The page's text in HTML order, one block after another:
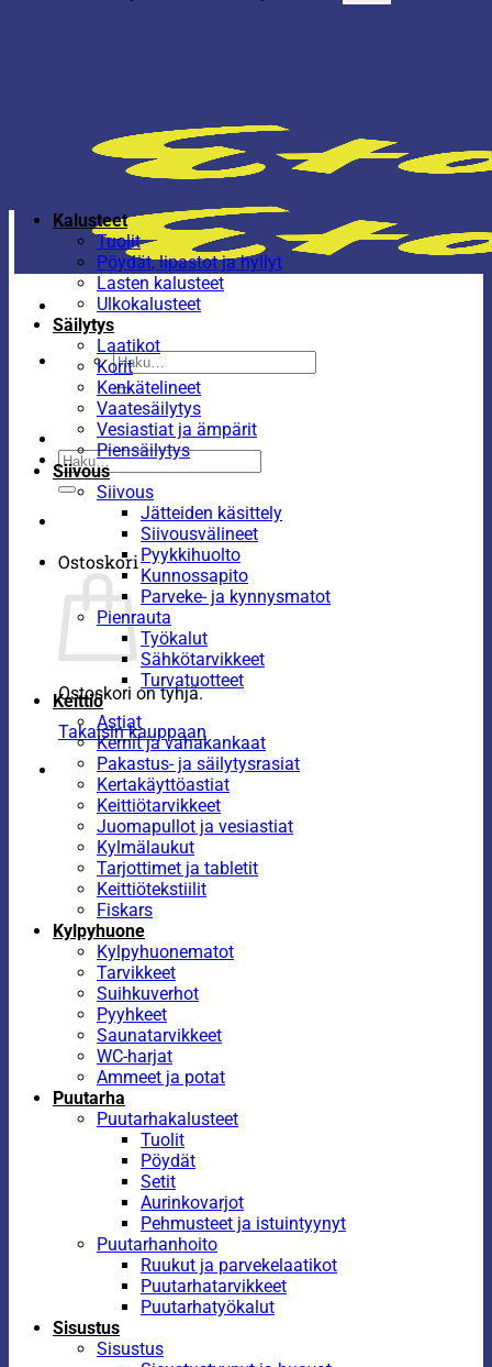
Etsi:
Etsi:
Ostoskori
Ostoskori on tyhjä.
Takaisin kauppaan
Kalusteet
Tuolit
Pöydät, lipastot ja hyllyt
Lasten kalusteet
Ulkokalusteet
Säilytys
Laatikot
Korit
Kenkätelineet
Vaatesäilytys
Vesiastiat ja ämpärit
Piensäilytys
Siivous
Siivous
Jätteiden käsittely
Siivousvälineet
Pyykkihuolto
Kunnossapito
Parveke- ja kynnysmatot
Pienrauta
Työkalut
Sähkötarvikkeet
Turvatuotteet
Keittiö
Astiat
Kernit ja vahakankaat
Pakastus- ja säilytysrasiat
Kertakäyttöastiat
Keittiötarvikkeet
Juomapullot ja vesiastiat
Kylmälaukut
Tarjottimet ja tabletit
Keittiötekstiilit
Fiskars
Kylpyhuone
Kylpyhuonematot
Tarvikkeet
Suihkuverhot
Pyyhkeet
Saunatarvikkeet
WC-harjat
Ammeet ja potat
Puutarha
Puutarhakalusteet
Tuolit
Pöydät
Setit
Aurinkovarjot
Pehmusteet ja istuintyynyt
Puutarhanhoito
Ruukut ja parvekelaatikot
Puutarhatarvikkeet
Puutarhatyökalut
Sisustus
Sisustus